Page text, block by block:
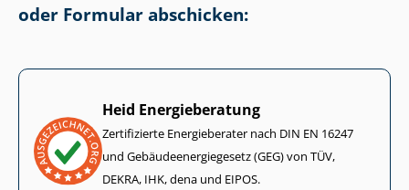
oder Formular abschicken:
Heid Energieberatung
Zertifizierte Energieberater nach DIN EN 16247
und Ge­bäu­de­en­er­gie­ge­setz (GEG) von TÜV,
DEKRA, IHK, dena und EIPOS.